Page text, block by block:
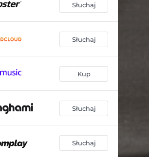
Słuchaj
Słuchaj
Kup
Słuchaj
Słuchaj